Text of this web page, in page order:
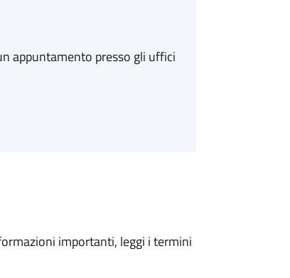
appuntamento presso gli uffici
importanti, leggi i termini